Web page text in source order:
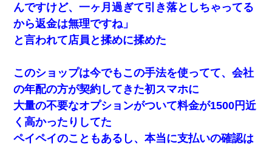
んですけど、一ヶ月過ぎて引き落としちゃってる
から返金は無理ですね」
と言われて店員と揉めに揉めた
このショップは今でもこの手法を使ってて、会社
の年配の方が契約してきた初スマホに
大量の不要なオプションがついて料金が1500円近
く高かったりしてた
ペイペイのこともあるし、本当に支払いの確認は